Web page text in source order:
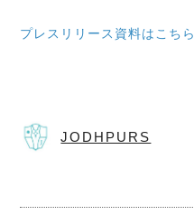
プレスリリース資料はこちら
JODHPURS